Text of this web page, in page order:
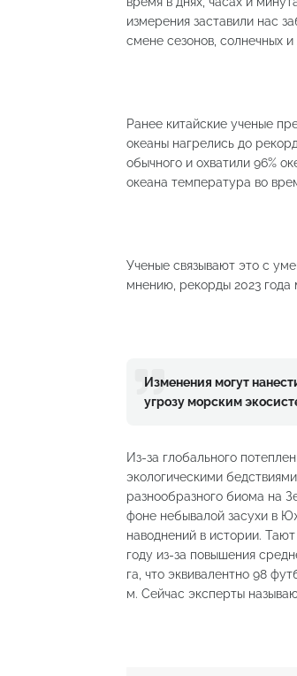
измерения заставили нас
смене сезонов, солнечных
Ранее китайские ученые
океаны нагрелись до
обычного и охватили 96%
океана температура во
Ученые связывают это с
мнению, рекорды 2023 года
Изменения могут
угрозу морским
Из-за глобального
экологическими
разнообразного биома на
фоне небывалой засухи в
наводнений в истории.
году из-за повышения
га, что эквивалентно 98
м. Сейчас эксперты